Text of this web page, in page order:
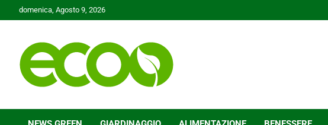
to
domenica, Agosto 9, 2026
Ecoo.it